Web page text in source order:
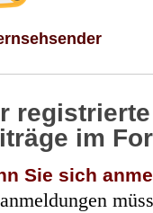
im
Sie sich